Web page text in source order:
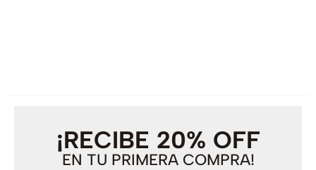
¡RECIBE 20% OFF
EN TU PRIMERA COMPRA!